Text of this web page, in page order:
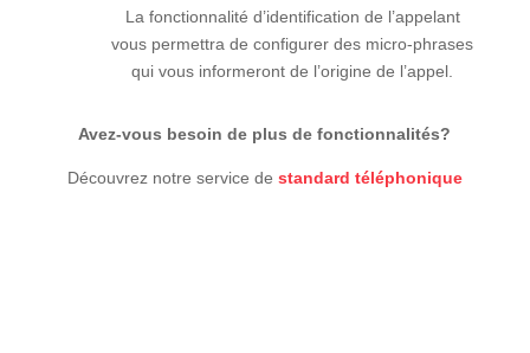
La fonctionnalité d’identification de l’appelant
vous permettra de configurer des micro-phrases
qui vous informeront de l’origine de l’appel.
Avez-vous besoin de plus de fonctionnalités?
Découvrez notre service de standard téléphonique